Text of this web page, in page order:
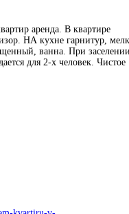
аренда. В квартире
НА кухне гарнитур,
ванна. При
для 2-х человек. Чистое